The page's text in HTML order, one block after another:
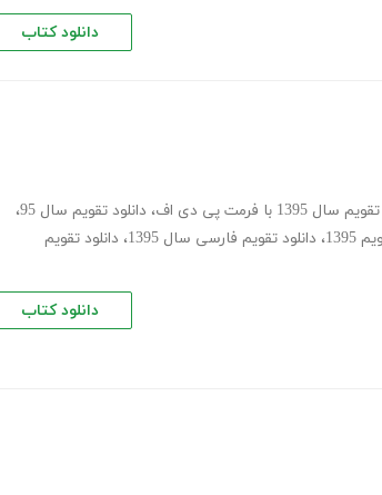
دانلود کتاب
1395 با فرمت پی دی اف ، دانلود تقویم سال 95
،
، دانلود تقویم فارسی سال 1395 ، دانلود تقویم
دانلود کتاب